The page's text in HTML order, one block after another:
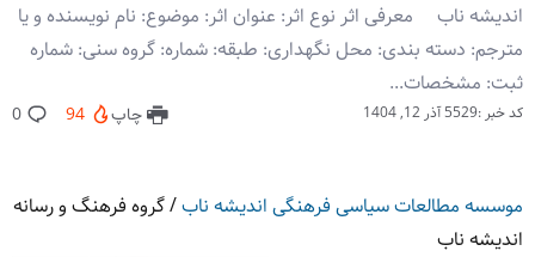
اندیشه ناب معرفی اثر نوع اثر: عنوان اثر: موضوع: نام نویسنده و یا
مترجم: دسته بندی: محل نگهداری: طبقه: شماره: گروه سنی: شماره
ثبت: مشخصات...
کد خبر :5529 آذر 12, 1404 چاپ 94
0
موسسه مطالعات سیاسی فرهنگی اندیشه ناب/گروه فرهنگ و رسانه
اندیشه ناب